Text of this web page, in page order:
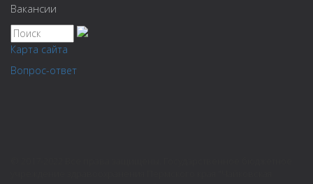
Вакансии
Карта сайта
Вопрос-ответ